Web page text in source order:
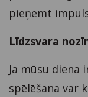
pieņemt
Līdzsvara
Ja mūsu
spēlēšana var